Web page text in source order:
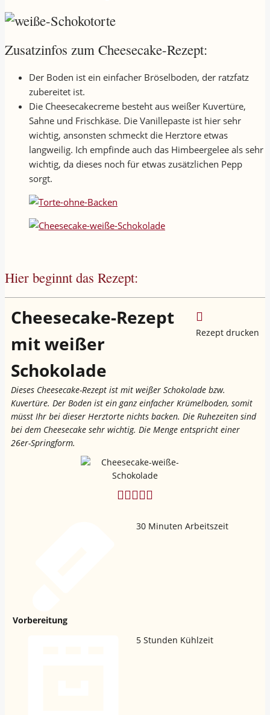
Zusatzinfos zum Cheesecake-Rezept:
Der Boden ist ein einfacher Bröselboden, der ratzfatz
zubereitet ist.
Die Cheesecakecreme besteht aus weißer Kuvertüre,
Sahne und Frischkäse. Die Vanillepaste ist hier sehr
wichtig, ansonsten schmeckt die Herztore etwas
langweilig. Ich empfinde auch das Himbeergelee als sehr
wichtig, da dieses noch für etwas zusätzlichen Pepp
sorgt.
Hier beginnt das Rezept:
Rezept drucken
Cheesecake-Rezept
mit weißer
Schokolade
Dieses Cheesecake-Rezept ist mit weißer Schokolade bzw.
Kuvertüre. Der Boden ist ein ganz einfacher Krümelboden, somit
müsst Ihr bei dieser Herztorte nichts backen. Die Ruhezeiten sind
bei dem Cheesecake sehr wichtig. Die Menge entspricht einer
26er-Springform.
Vorbereitung
30 Minuten Arbeitszeit
5 Stunden Kühlzeit